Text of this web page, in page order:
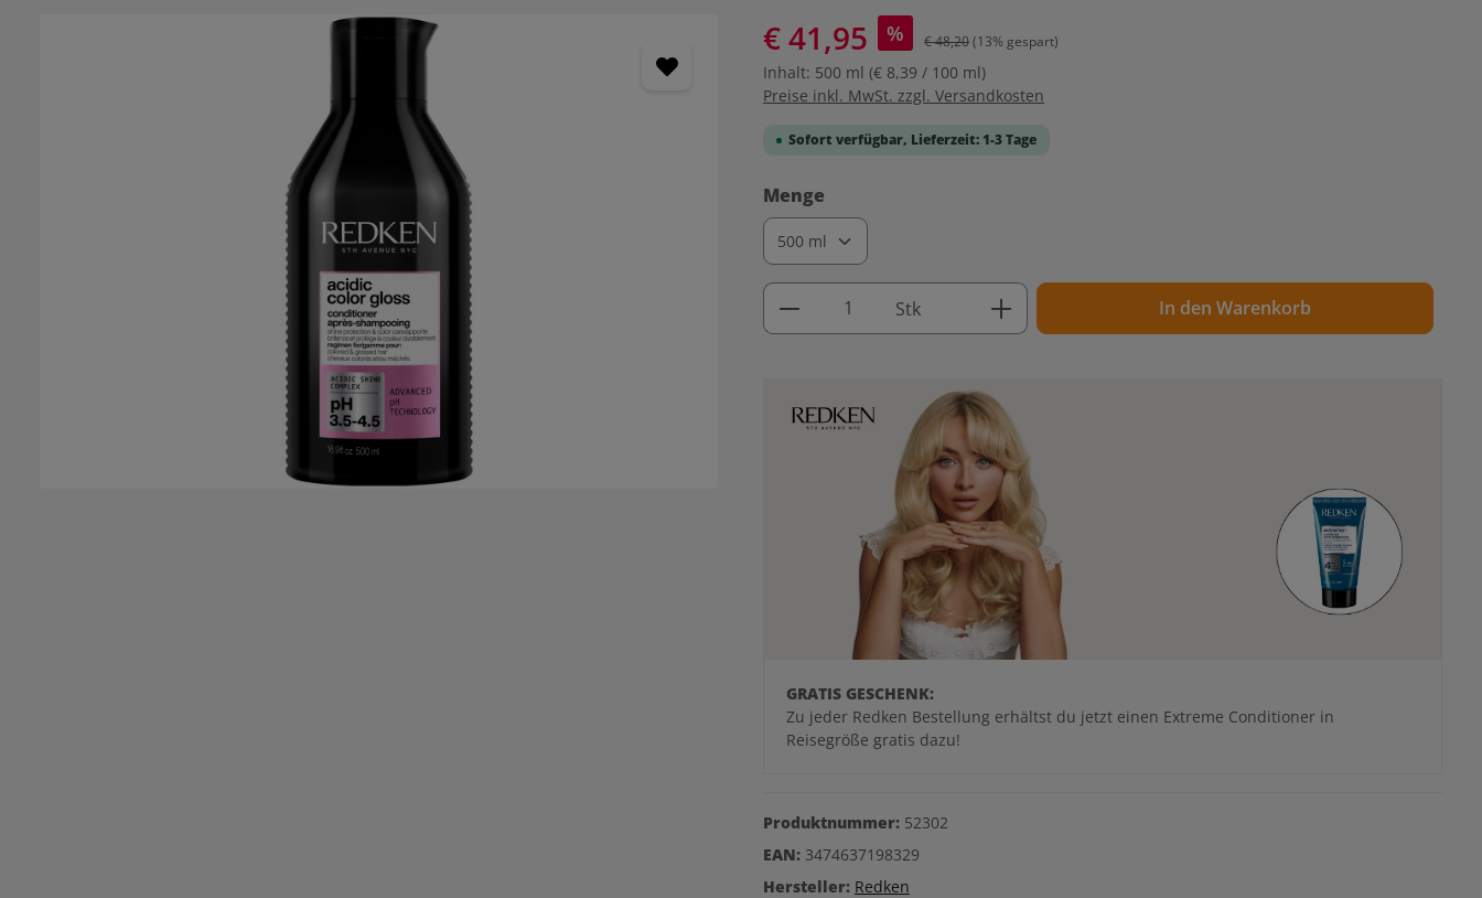
€ 41,95 % € 48,20(13% gespart)
Inhalt: 500 ml (€ 8,39 / 100 ml)
Preise inkl. MwSt. zzgl. Versandkosten
Sofort verfügbar, Lieferzeit: 1-3 Tage
Menge
Produkt Anzahl: Gib den gewünschten Wert ein oder
Stk In den Warenkorb
GRATIS GESCHENK:
Zu jeder Redken Bestellung erhältst du jetzt einen Extreme Conditioner in
Reisegröße gratis dazu!
Produktnummer: 52302
EAN: 3474637198329
Hersteller: Redken